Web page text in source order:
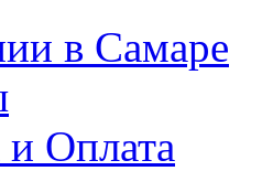
в Самаре
и Оплата